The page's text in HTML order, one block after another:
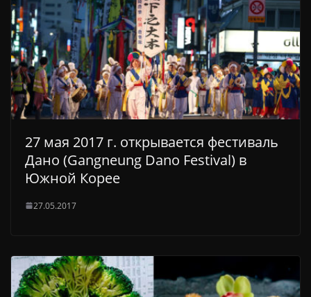
27 мая 2017 г. открывается фестиваль
Дано (Gangneung Dano Festival) в
Южной Корее
27.05.2017